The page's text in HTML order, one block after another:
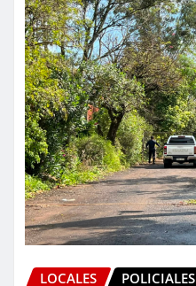
LOCALES POLICIALES